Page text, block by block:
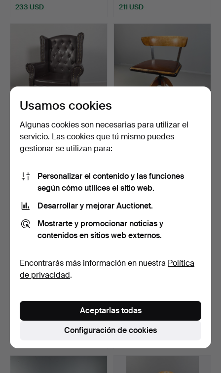
233 USD 211 USD
BUTACA OREJERA, siglos
XX/XXI, modelo Ches…
Subastado 11 may 2026
106 USD
SILLA DE OFICINA/SILLA
GIRATORIA, 1940/50,…
70 USD
ASIENTO, 2 piezas, Göt…
Subastado 8 ago 2026
mitad del siglo XX…
2 pujas
Usamos cookies
Algunas cookies son necesarias para utilizar el
servicio. Las cookies que tú mismo puedes
gestionar se utilizan para:
Personalizar el contenido y las funciones
según cómo utilices el sitio web.
Desarrollar y mejorar Auctionet.
Mostrarte y promocionar noticias y
contenidos en sitios web externos.
Encontrarás más información en nuestra Política
de privacidad.
Configuración de cookies
Aceptarlas todas